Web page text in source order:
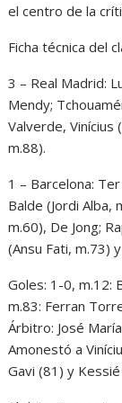
el centro de la
Ficha técnica del
3 – Real Madrid:
Mendy;
Valverde, Vinícius
m.88).
1 – Barcelona:
Balde (Jordi Alba,
m.60), De Jong;
(Ansu Fati, m.73)
Goles: 1-0, m.12:
m.83: Ferran
Árbitro: José
Amonestó a
Gavi (81) y